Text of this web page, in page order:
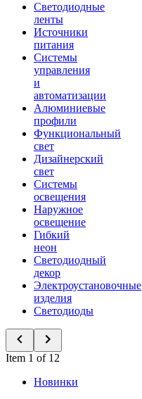
Светодиодные
ленты
Источники
питания
Системы
управления
и
автоматизации
Алюминиевые
профили
Функциональный
свет
Дизайнерский
свет
Системы
освещения
Наружное
освещение
Гибкий
неон
Светодиодный
декор
Электроустановочные
изделия
Светодиоды
Item 1 of 12
Новинки